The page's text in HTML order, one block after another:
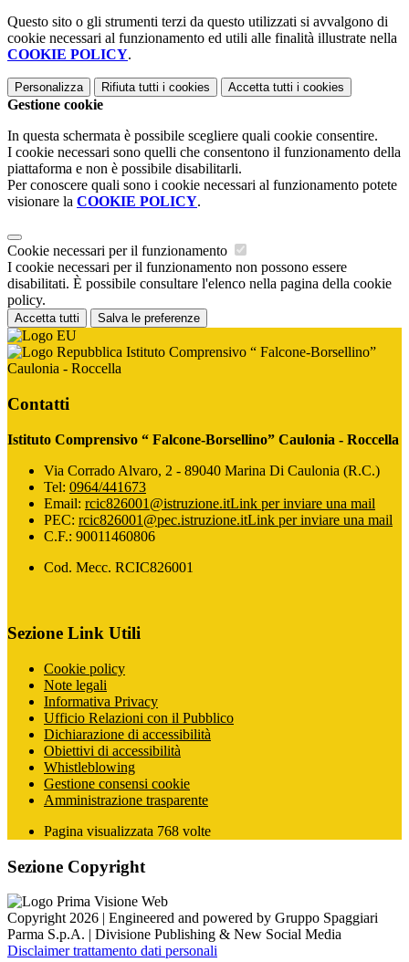
Questo sito o gli strumenti terzi da questo utilizzati si avvalgono di
cookie necessari al funzionamento ed utili alle finalità illustrate nella
COOKIE POLICY.
Personalizza Rifiuta tutti i cookies Accetta tutti i cookies
Gestione cookie
In questa schermata è possibile scegliere quali cookie consentire.
I cookie necessari sono quelli che consentono il funzionamento della
piattaforma e non è possibile disabilitarli.
Per conoscere quali sono i cookie necessari al funzionamento potete
visionare la COOKIE POLICY.
Cookie necessari per il funzionamento
I cookie necessari per il funzionamento non possono essere
disabilitati. È possibile consultare l'elenco nella pagina della cookie
policy.
Accetta tutti Salva le preferenze
Istituto Comprensivo “ Falcone-Borsellino”
Caulonia - Roccella
Contatti
Istituto Comprensivo “ Falcone-Borsellino” Caulonia - Roccella
Via Corrado Alvaro, 2 - 89040 Marina Di Caulonia (R.C.)
Tel: 0964/441673
Email: rcic826001@istruzione.itLink per inviare una mail
PEC: rcic826001@pec.istruzione.itLink per inviare una mail
C.F.: 90011460806
Cod. Mecc. RCIC826001
Sezione Link Utili
Cookie policy
Note legali
Informativa Privacy
Ufficio Relazioni con il Pubblico
Dichiarazione di accessibilità
Obiettivi di accessibilità
Whistleblowing
Gestione consensi cookie
Amministrazione trasparente
Pagina visualizzata 768 volte
Sezione Copyright
Copyright 2026 | Engineered and powered by Gruppo Spaggiari
Parma S.p.A. | Divisione Publishing & New Social Media
Disclaimer trattamento dati personali